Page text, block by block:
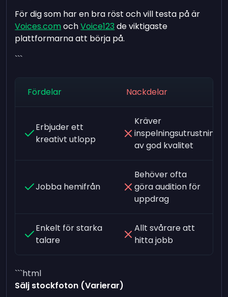
För dig som har en bra röst och vill testa på är
Voices.comochVoice123 de viktigaste
plattformarna att börja på.
```
Fördelar Nackdelar
Erbjuder ett
kreativt utlopp
Kräver
inspelningsutrustning
av god kvalitet
Jobba hemifrån
Behöver ofta
göra audition för
uppdrag
Enkelt för starka
talare
Allt svårare att
hitta jobb
```html
Sälj stockfoton (Varierar)